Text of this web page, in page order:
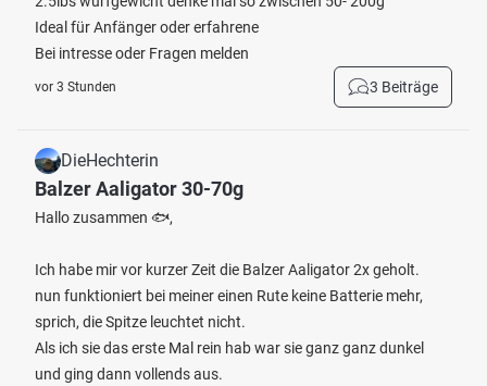
Ideal für Anfänger oder erfahrene
Bei intresse oder Fragen melden
vor 3 Stunden 3 Beiträge
DieHechterin
Balzer Aaligator 30-70g
Hallo zusammen 🐟,
Ich habe mir vor kurzer Zeit die Balzer Aaligator 2x geholt.
nun funktioniert bei meiner einen Rute keine Batterie mehr,
sprich, die Spitze leuchtet nicht.
Als ich sie das erste Mal rein hab war sie ganz ganz dunkel
und ging dann vollends aus.